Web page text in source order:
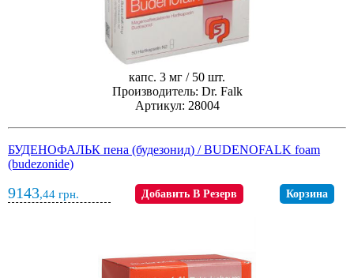
капс. 3 мг / 50 шт.
Производитель: Dr. Falk
Артикул: 28004
БУДЕНОФАЛЬК пена (будезонид) / BUDENOFALK foam
(budezonide)
9143,44 грн. Добавить В Резерв Корзина